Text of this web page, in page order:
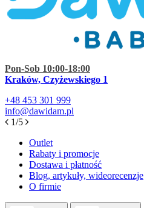
Pon-Sob 10:00-18:00
Kraków, Czyżewskiego 1
+48 453 301 999
info@dawidam.pl
1/5
Outlet
Rabaty i promocje
Dostawa i płatność
Blog, artykuły, wideorecenzje
O firmie